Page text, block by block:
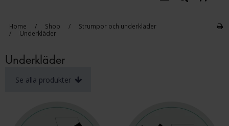
Home / Shop /
Strumpor och underkläder
/
Underkläder
Underkläder
Se alla produkter